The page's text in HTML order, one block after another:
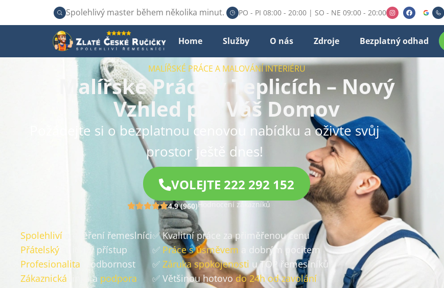
Spolehlivý master během několika minut. PO - PI 08:00 - 20:00 | SO - NE 09:00 - 20:00
Home Služby O nás Zdroje Bezplatný odhad
MALÍŘSKÉ PRÁCE A MALOVÁNÍ INTERIÉRU
Malířské Práce v Teplicích – Nový
Vzhled pro Váš Domov
Požádejte si o bezplatnou cenovou nabídku a oživte svůj
prostor ještě dnes!
VOLEJTE 222 292 152
4.9 (960)Hodnocení zákazníků
Spolehliví a ověření řemeslníci
Přátelský a lidský přístup
Profesionalita a odbornost
Zákaznická linka a podpora
✅ Kvalitní práce za přiměřenou cenu
✅ Práce s úsměvem a dobrým pocitem
✅ Záruka spokojenosti u TOP řemeslníků
✅ Většinou hotovodo 24h od zavolání